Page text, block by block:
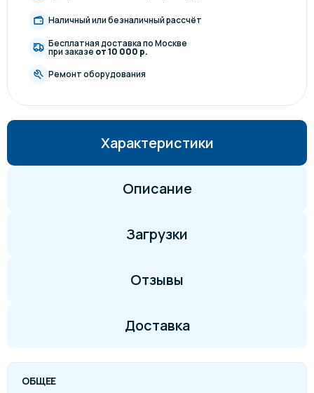
Наличный или безналичный рассчёт
Бесплатная доставка по Москве
при заказе от 10 000 р.
Ремонт оборудования
Характеристики
Описание
Загрузки
Отзывы
Доставка
ОБЩЕЕ